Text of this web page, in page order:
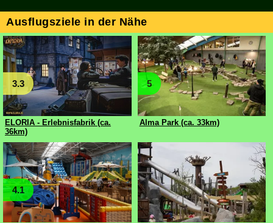
Ausflugsziele in der Nähe
3.3
ELORIA - Erlebnisfabrik (ca.
36km)
5
Alma Park (ca. 33km)
4.1